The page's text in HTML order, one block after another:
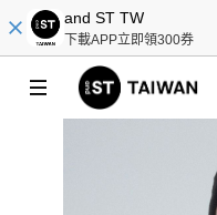
and ST TW
下載APP立即領300券